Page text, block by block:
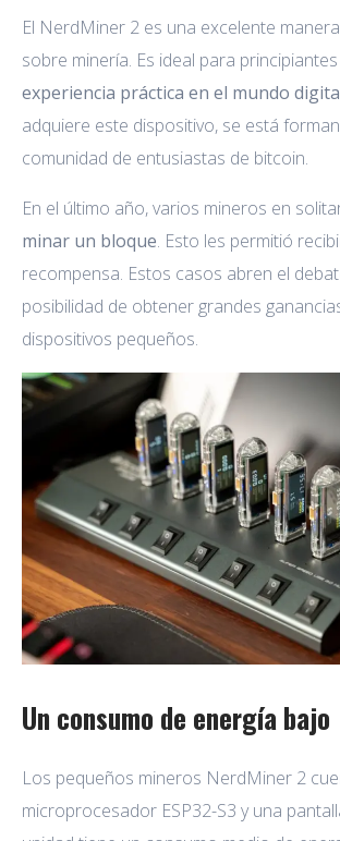
El NerdMiner 2 es una excelente
sobre minería. Es ideal para principiantes
experiencia práctica en el mundo
adquiere este dispositivo, se está
comunidad de entusiastas de bitcoin.
En el último año, varios mineros en
minar un bloque. Esto les permitió
recompensa. Estos casos abren el
posibilidad de obtener grandes
dispositivos pequeños.
Un consumo de energía bajo
Los pequeños mineros NerdMiner 2
microprocesador ESP32-S3 y una